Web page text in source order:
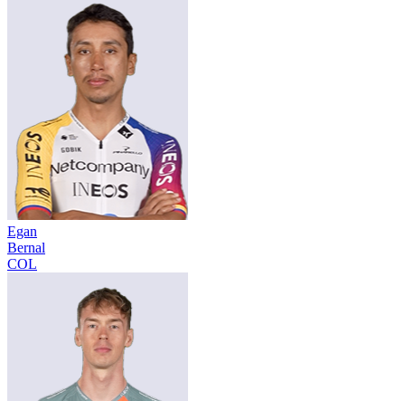
Egan
Bernal
COL